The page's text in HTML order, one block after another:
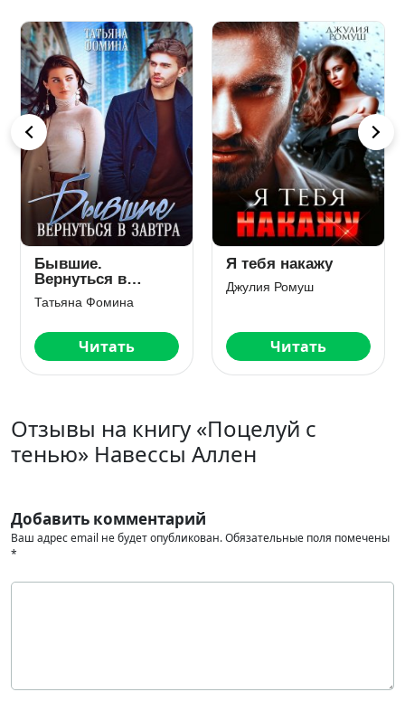
Развод. Собирая
осколки
Ирина Корепанова
Читать
Невыносимый
босс. Жених по
контракту
Читать
Отзывы на книгу «Поцелуй с
тенью» Навессы Аллен
Добавить комментарий
Ваш адрес email не будет опубликован.Обязательные поля помечены
*